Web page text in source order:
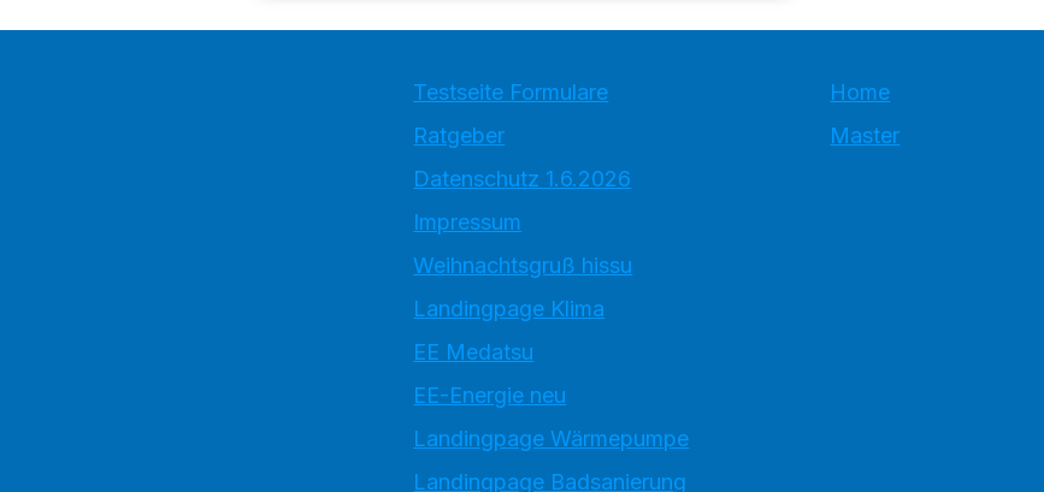
Testseite Formulare
Ratgeber
Datenschutz 1.6.2026
Impressum
Weihnachtsgruß hissu
Landingpage Klima
EE Medatsu
EE-Energie neu
Landingpage Wärmepumpe
Landingpage Badsanierung
Home
Master